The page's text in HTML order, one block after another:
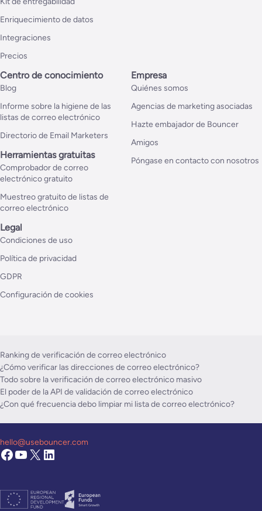
Enriquecimiento de datos
Integraciones
Precios
Centro de conocimiento
Blog
Informe sobre la higiene de las
listas de correo electrónico
Directorio de Email Marketers
Herramientas gratuitas
Comprobador de correo
electrónico gratuito
Muestreo gratuito de listas de
correo electrónico
Empresa
Quiénes somos
Agencias de marketing asociadas
Hazte embajador de Bouncer
Amigos
Póngase en contacto con nosotros
Legal
Condiciones de uso
Política de privacidad
GDPR
Configuración de cookies
Ranking de verificación de correo electrónico
¿Cómo verificar las direcciones de correo electrónico?
Todo sobre la verificación de correo electrónico masivo
El poder de la API de validación de correo electrónico
¿Con qué frecuencia debo limpiar mi lista de correo electrónico?
hello@usebouncer.com